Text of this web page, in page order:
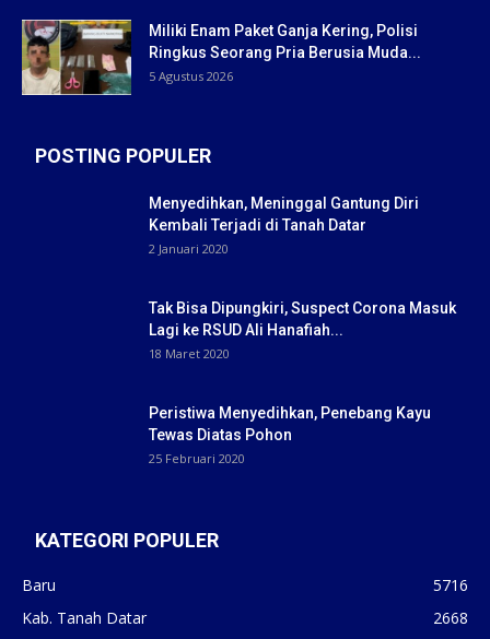
Miliki Enam Paket Ganja Kering, Polisi
Ringkus Seorang Pria Berusia Muda...
5 Agustus 2026
POSTING POPULER
Menyedihkan, Meninggal Gantung Diri
Kembali Terjadi di Tanah Datar
2 Januari 2020
Tak Bisa Dipungkiri, Suspect Corona Masuk
Lagi ke RSUD Ali Hanafiah...
18 Maret 2020
Peristiwa Menyedihkan, Penebang Kayu
Tewas Diatas Pohon
25 Februari 2020
KATEGORI POPULER
Baru
5716
Kab. Tanah Datar
2668